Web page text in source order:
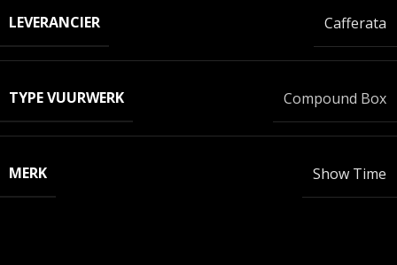
LEVERANCIER Cafferata
TYPE VUURWERK Compound Box
MERK Show Time